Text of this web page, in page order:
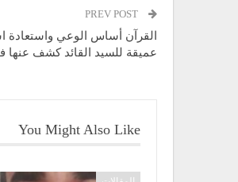
القرآن أساس الوعي واستعادة
عميقة للسيد القائد كشف عنها في
You Might Also Like